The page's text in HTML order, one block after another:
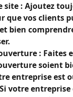
site : Ajoutez
que vos clients
bien
: Faites
soient
entreprise est
votre entreprise